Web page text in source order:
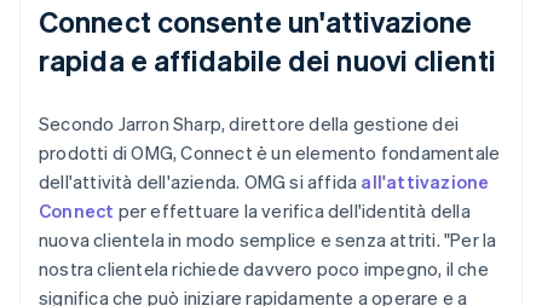
Connect consente un'attivazione
rapida e affidabile dei nuovi clienti
Secondo Jarron Sharp, direttore della gestione dei
prodotti di OMG, Connect è un elemento fondamentale
dell'attività dell'azienda. OMG si affida all'attivazione
Connect per effettuare la verifica dell'identità della
nuova clientela in modo semplice e senza attriti. "Per la
nostra clientela richiede davvero poco impegno, il che
significa che può iniziare rapidamente a operare e a